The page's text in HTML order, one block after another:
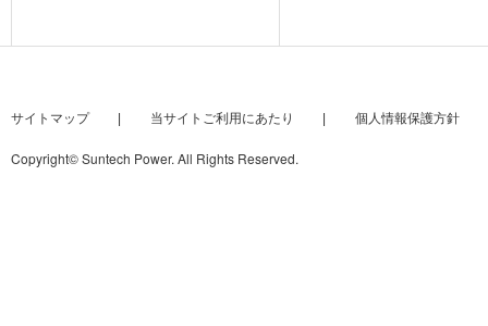
サイトマップ 当サイトご利用にあたり 個人情報保護方針
Copyright©Suntech Power. All Rights Reserved.